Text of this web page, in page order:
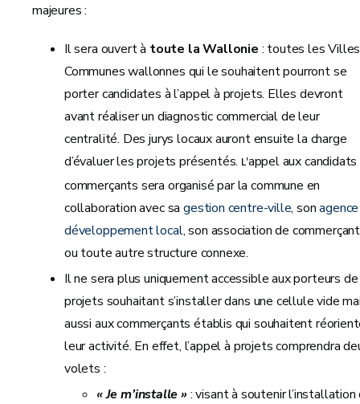
majeures :
Il sera ouvert à toute la Wallonie : toutes les
Communes wallonnes qui le souhaitent pourront se
porter candidates à l’appel à projets. Elles devront
avant réaliser un diagnostic commercial de leur
centralité. Des jurys locaux auront ensuite la charge
d’évaluer les projets présentés. L'appel aux candidats
commerçants sera organisé par la commune en
collaboration avec sagestion centre-ville, son
développement local, son association de
ou toute autre structure connexe.
Il ne sera plus uniquement accessible aux porteurs de
projets souhaitant s’installer dans une cellule vide
aussi aux commerçants établis qui souhaitent
leur activité. En effet, l’appel à projets comprendra
volets :
« Je m’installe » : visant à soutenir l’installation